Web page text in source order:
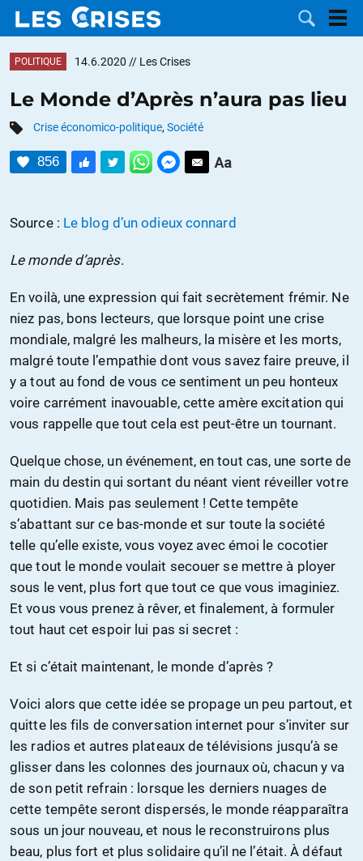
LES
MOTS CLÉS
NOUS
CONTACTER
FAIRE UN
DON
POLITIQUE 14.6.2020 // Les Crises
Le Monde d’Après n’aura pas lieu
Crise économico-politique, Société
856
Source : Le blog d’un odieux connard
Le monde d’après.
En voilà, une expression qui fait secrètement frémir. Ne
niez pas, bons lecteurs, que lorsque point une crise
mondiale, malgré les malheurs, la misère et les morts,
malgré toute l’empathie dont vous savez faire preuve, il
y a tout au fond de vous ce sentiment un peu honteux
voire carrément inavouable, cette amère excitation qui
vous rappelle que tout cela est peut-être un tournant.
Quelque chose, un événement, en tout cas, une sorte de
main du destin qui sortant du néant vient réveiller votre
quotidien. Mais pas seulement ! Cette tempête
s’abattant sur ce bas-monde et sur toute la société
telle qu’elle existe, vous voyez avec émoi le cocotier
que tout le monde voulait secouer se mettre à ployer
sous le vent, plus fort que tout ce que vous imaginiez.
Et vous vous prenez à rêver, et finalement, à formuler
tout haut cet espoir lui pas si secret :
Et si c’était maintenant, le monde d’après ?
Voici alors que cette idée se propage un peu partout, et
quitte les fils de conversation internet pour s’inviter sur
les radios et autres plateaux de télévisions jusqu’à se
glisser dans les colonnes des journaux où, chacun y va
de son petit refrain : lorsque les derniers nuages de
cette tempête seront dispersés, le monde réapparaîtra
sous un jour nouveau, et nous le reconstruirons plus
beau, plus fort et plus solidaire qu’il ne l’était. À défaut